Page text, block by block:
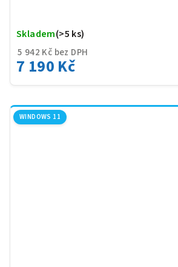
5 942 Kč bez DPH
7 190 Kč
Skladem(>5 ks)
WINDOWS 11